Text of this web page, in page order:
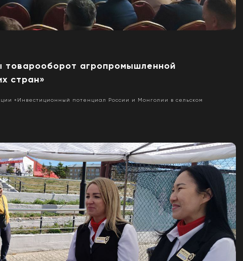
агропромышленной
стран»
«Инвестиционный потенциал России и Монголии в сельском